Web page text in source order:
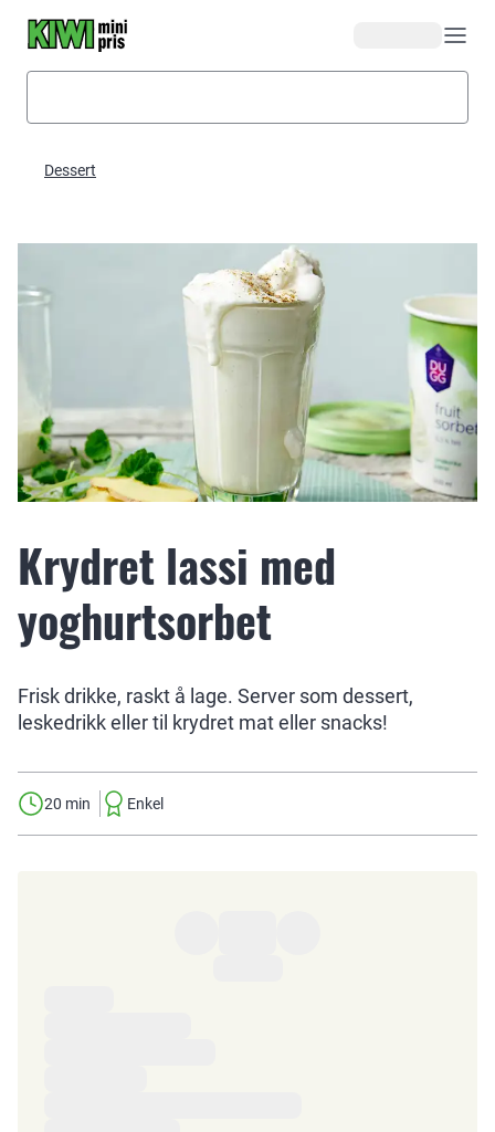
Dessert
Krydret lassi med
yoghurtsorbet
Frisk drikke, raskt å lage. Server som dessert,
leskedrikk eller til krydret mat eller snacks!
20 min Enkel